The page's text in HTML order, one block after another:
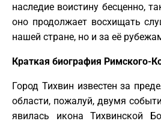
наследие воистину бесценно,
оно продолжает восхищать
нашей стране, но и за её
Краткая биография Римского-
Город Тихвин известен за
области, пожалуй, двумя
явилась икона Тихвинской